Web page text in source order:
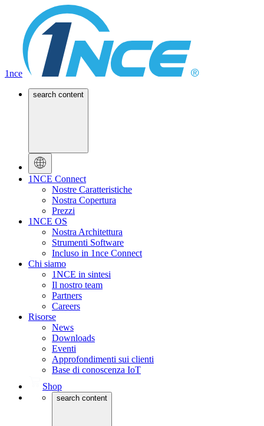
1nce
search content
1NCE Connect
Nostre Caratteristiche
Nostra Copertura
Prezzi
1NCE OS
Nostra Architettura
Strumenti Software
Incluso in 1nce Connect
Chi siamo
1NCE in sintesi
Il nostro team
Partners
Careers
Risorse
News
Downloads
Eventi
Approfondimenti sui clienti
Base di conoscenza IoT
Shop
search content